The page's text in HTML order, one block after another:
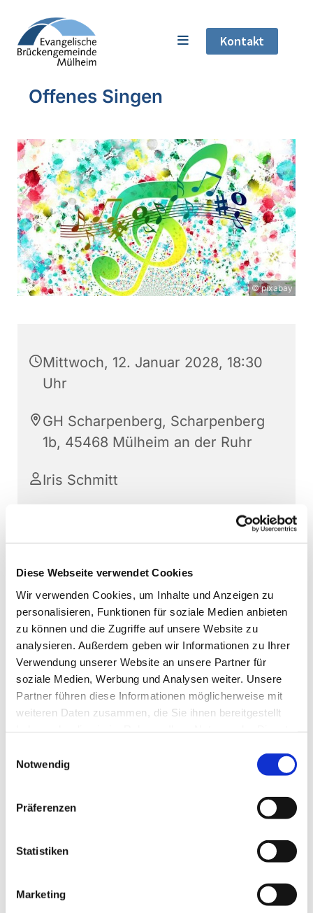
Diese Webseite verwendet Cookies
Wir verwenden Cookies, um Inhalte und Anzeigen zu
personalisieren, Funktionen für soziale Medien anbieten
zu können und die Zugriffe auf unsere Website zu
analysieren. Außerdem geben wir Informationen zu Ihrer
Verwendung unserer Website an unsere Partner für
soziale Medien, Werbung und Analysen weiter. Unsere
Partner führen diese Informationen möglicherweise mit
weiteren Daten zusammen, die Sie ihnen bereitgestellt
Notwendig
Präferenzen
Statistiken
Marketing
Kontakt
Offenes Singen
© pixabay
Mittwoch, 12. Januar 2028, 18:30
Uhr
GH Scharpenberg, Scharpenberg
1b, 45468 Mülheim an der Ruhr
Iris Schmitt
89 60